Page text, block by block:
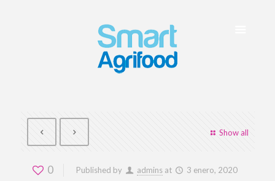
Show all
0 Published by admins at 3 enero, 2020